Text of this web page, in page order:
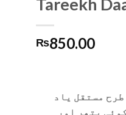
₨850.00
مستقل یاد
پتھر اور